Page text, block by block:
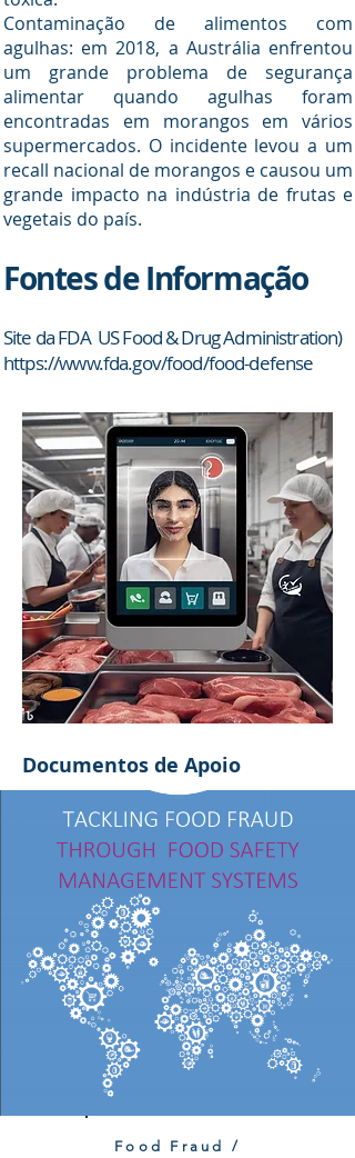
Contaminação de alimentos com
agulhas: em 2018, a Austrália enfrentou
um grande problema de segurança
alimentar quando agulhas foram
encontradas em morangos em vários
supermercados. O incidente levou a um
recall nacional de morangos e causou um
grande impacto na indústria de frutas e
vegetais do país.
Fontes de Informação
Site da FDAUS Food & Drug Administration)
https://www.fda.gov/food/food-defense
Documentos de Apoio
Food Fraud /